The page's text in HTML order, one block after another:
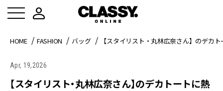
HOME FASHION バッグ 【スタイリスト・丸林広奈さん】のデカ
Apr, 19,2026
【スタイリスト・丸林広奈さん】のデカトートに熱